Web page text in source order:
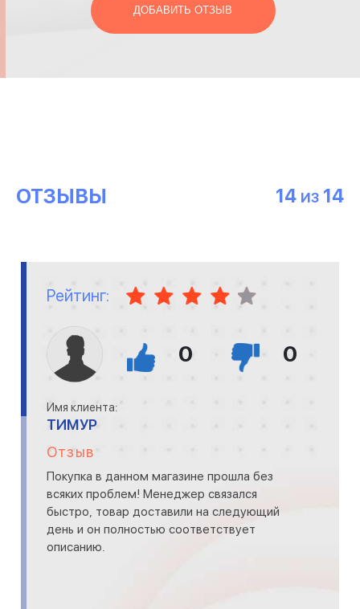
ДОБАВИТЬ ОТЗЫВ
ОТЗЫВЫ 14 ИЗ 14
Рейтинг:
0 0
Имя клиента:
ТИМУР
Отзыв
Покупка в данном магазине прошла без
всяких проблем! Менеджер связался
быстро, товар доставили на следующий
день и он полностью соответствует
описанию.